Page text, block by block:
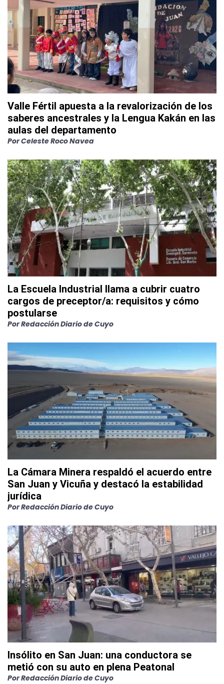
Valle Fértil apuesta a la revalorización de los
saberes ancestrales y la Lengua Kakán en las
aulas del departamento
PorCeleste Roco Navea
La Escuela Industrial llama a cubrir cuatro
cargos de preceptor/a: requisitos y cómo
postularse
PorRedacción Diario de Cuyo
La Cámara Minera respaldó el acuerdo entre
San Juan y Vicuña y destacó la estabilidad
jurídica
PorRedacción Diario de Cuyo
Insólito en San Juan: una conductora se
metió con su auto en plena Peatonal
PorRedacción Diario de Cuyo